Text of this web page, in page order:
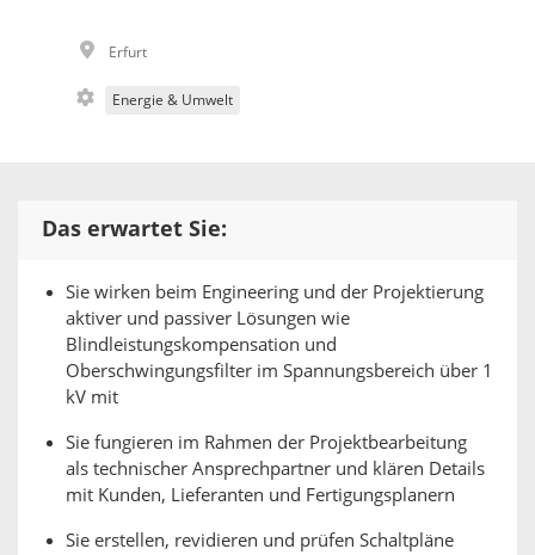
Erfurt
Energie & Umwelt
Das erwartet Sie:
Sie wirken beim Engineering und der Projektierung
aktiver und passiver Lösungen wie
Blindleistungskompensation und
Oberschwingungsfilter im Spannungsbereich über 1
kV mit
Sie fungieren im Rahmen der Projektbearbeitung
als technischer Ansprechpartner und klären Details
mit Kunden, Lieferanten und Fertigungsplanern
Sie erstellen, revidieren und prüfen Schaltpläne